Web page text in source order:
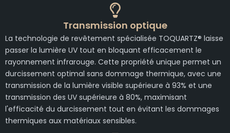
Transmission optique
La technologie de revêtement spécialisée TOQUARTZ® laisse
passer la lumière UV tout en bloquant efficacement le
rayonnement infrarouge. Cette propriété unique permet un
durcissement optimal sans dommage thermique, avec une
transmission de la lumière visible supérieure à 93% et une
transmission des UV supérieure à 80%, maximisant
l'efficacité du durcissement tout en évitant les dommages
thermiques aux matériaux sensibles.